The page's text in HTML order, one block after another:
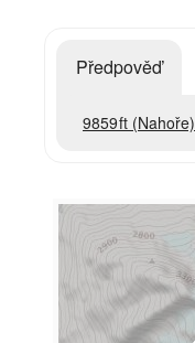
Předpověď
9859ft (Nahoře)